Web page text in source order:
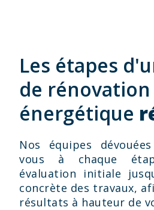
Les étapes
de rénovation
énergétique
Nos équipes
vous à chaque
évaluation initiale
concrète des travaux,
résultats à hauteur de